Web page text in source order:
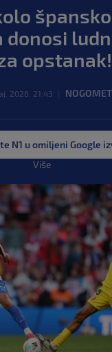
opstanak!
2026. 21:43 NOGOMET
N1 u omiljeni Google
Više